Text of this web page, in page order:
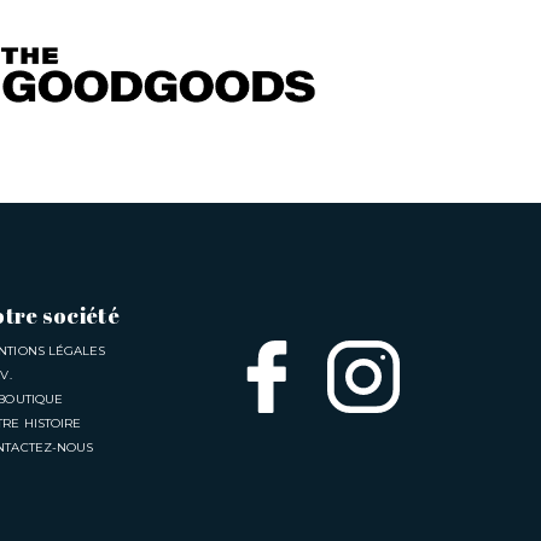
société
LÉGALES
HISTOIRE
NOUS